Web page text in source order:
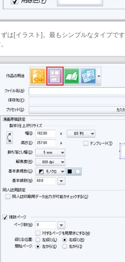
は[イラスト]。最もシンプルなタイプで